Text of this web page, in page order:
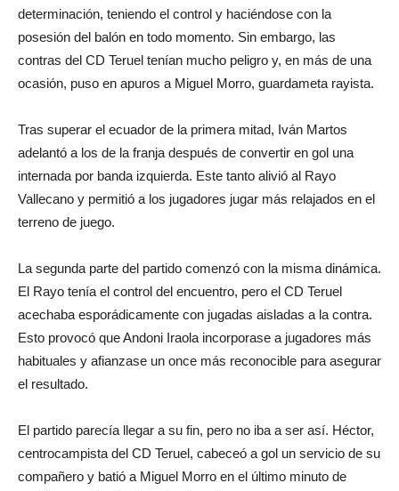
determinación, teniendo el control y haciéndose con la
posesión del balón en todo momento. Sin embargo, las
contras del CD Teruel tenían mucho peligro y, en más de una
ocasión, puso en apuros a Miguel Morro, guardameta rayista.
Tras superar el ecuador de la primera mitad, Iván Martos
adelantó a los de la franja después de convertir en gol una
internada por banda izquierda. Este tanto alivió al Rayo
Vallecano y permitió a los jugadores jugar más relajados en el
terreno de juego.
La segunda parte del partido comenzó con la misma dinámica.
El Rayo tenía el control del encuentro, pero el CD Teruel
acechaba esporádicamente con jugadas aisladas a la contra.
Esto provocó que Andoni Iraola incorporase a jugadores más
habituales y afianzase un once más reconocible para asegurar
el resultado.
El partido parecía llegar a su fin, pero no iba a ser así. Héctor,
centrocampista del CD Teruel, cabeceó a gol un servicio de su
compañero y batió a Miguel Morro en el último minuto de